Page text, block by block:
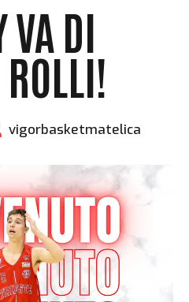
VA DI
vigorbasketmatelica